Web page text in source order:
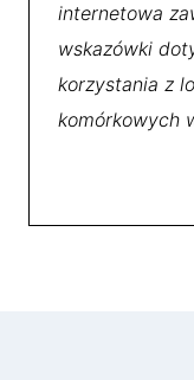
internetowa
wskazówki
korzystania z
komórkowych